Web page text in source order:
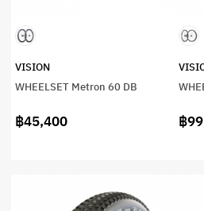
VISION
WHEELSET Metron 60 DB
฿45,400 ฿